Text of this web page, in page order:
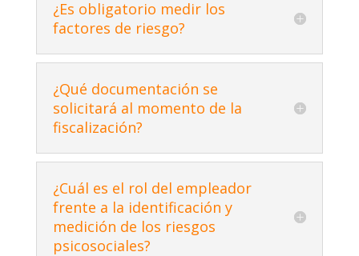
¿Es obligatorio medir los
factores de riesgo?
¿Qué documentación se
solicitará al momento de la
fiscalización?
¿Cuál es el rol del empleador
frente a la identificación y
medición de los riesgos
psicosociales?